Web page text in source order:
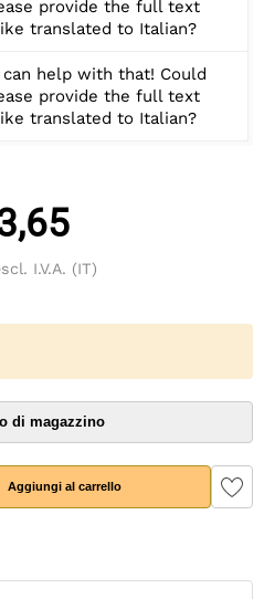
provide the full text
translated to Italian?
can help with that! Could
provide the full text
translated to Italian?
I.V.A. (IT)
di magazzino
Aggiungi al carrello